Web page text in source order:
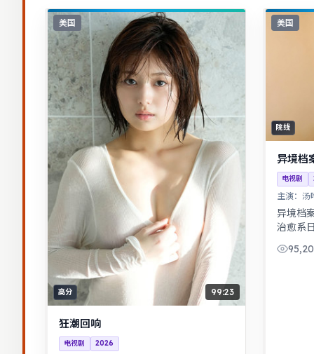
美国
高分 99:23
狂潮回响
电视剧 2026
美国
院线
异境档
电视剧
主演： 汤
异境档
治愈系
强，表